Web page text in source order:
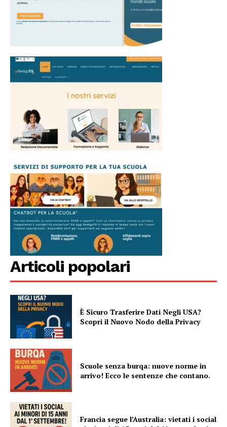
Articoli popolari
È Sicuro Trasferire Dati Negli USA?
Scopri il Nuovo Nodo della Privacy
Scuole senza burqa: nuove norme in
arrivo! Ecco le sentenze che contano.
Francia segue l’Australia: vietati i social